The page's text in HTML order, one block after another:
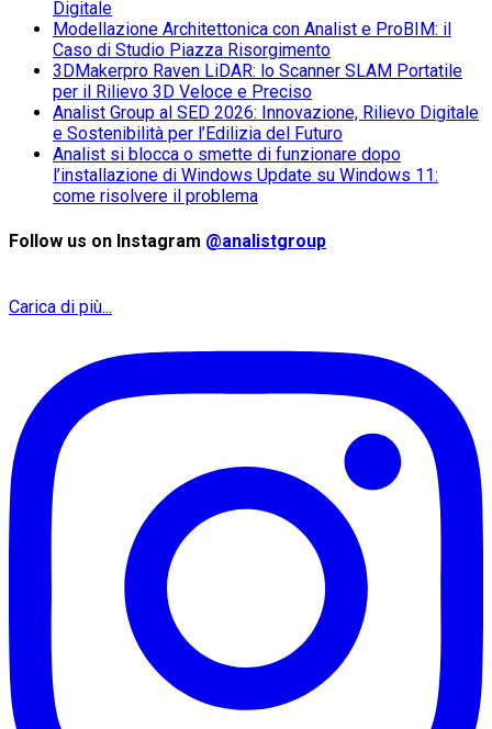
Digitale
Modellazione Architettonica con Analist e ProBIM: il
Caso di Studio Piazza Risorgimento
3DMakerpro Raven LiDAR: lo Scanner SLAM Portatile
per il Rilievo 3D Veloce e Preciso
Analist Group al SED 2026: Innovazione, Rilievo Digitale
e Sostenibilità per l’Edilizia del Futuro
Analist si blocca o smette di funzionare dopo
l’installazione di Windows Update su Windows 11:
come risolvere il problema
Follow us on Instagram @analistgroup
Carica di più...